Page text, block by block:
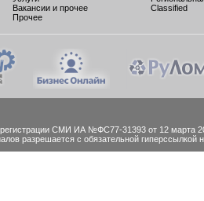
Вакансии и прочее
Прочее
Classified
СМИ ИА №ФС77-31393 от 12 марта
разрешается с обязательной гиперссылкой